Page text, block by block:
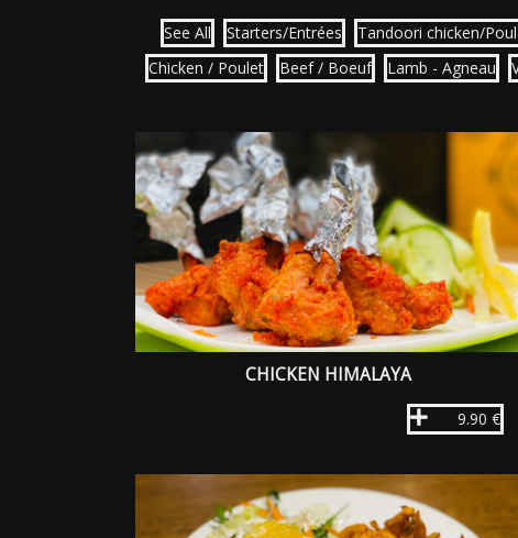
See All Starters/Entrées Tandoori chicken/
Chicken / Poulet
Beef / Boeuf Lamb - Agneau
CHICKEN HIMALAYA
9.90 €